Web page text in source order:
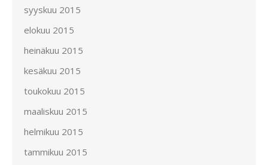
syyskuu 2015
elokuu 2015
heinäkuu 2015
kesäkuu 2015
toukokuu 2015
maaliskuu 2015
helmikuu 2015
tammikuu 2015